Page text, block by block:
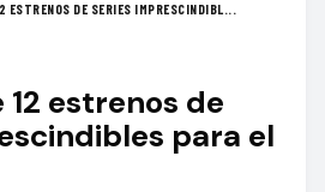
ESTRENOS DE SERIES IMPRESCINDIBL...
estrenos de
para el